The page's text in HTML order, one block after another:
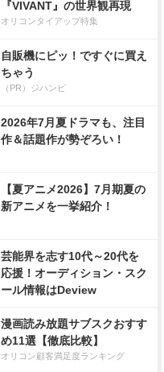
『VIVANT』の世界観再現
オリコンタイアップ特集
自販機にピッ！ですぐに買え
ちゃう
（PR）ジハンピ
2026年7月夏ドラマも、注目
作＆話題作が勢ぞろい！
【夏アニメ2026】7月期夏の
新アニメを一挙紹介！
芸能界を志す10代～20代を
応援！オーディション・スク
ール情報はDeview
漫画読み放題サブスクおすす
め11選【徹底比較】
オリコン顧客満足度ランキング